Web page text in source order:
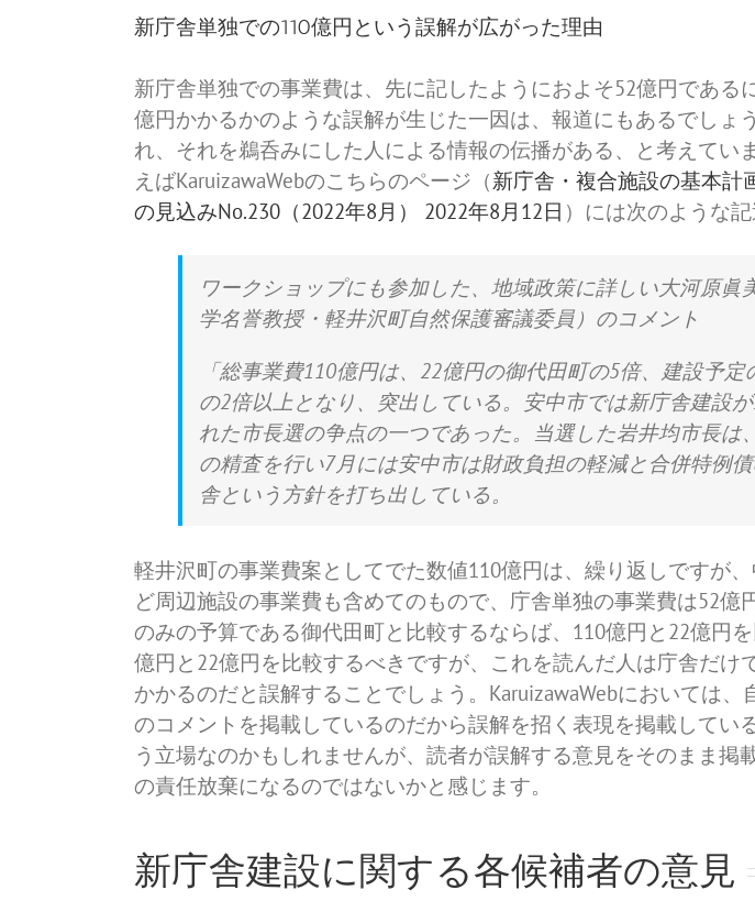
新庁舎単独での110億円という誤解が広がった理由
新庁舎単独での事業費は、先に記したようにおよそ52億円である
億円かかるかのような誤解が生じた一因は、報道にもあるでしょ
れ、それを鵜呑みにした人による情報の伝播がある、と考えてい
えばKaruizawaWebのこちらのページ（新庁舎・複合施設の基本
の見込みNo.230（2022年8月） 2022年8月12日 ）には次のような記
ワークショップにも参加した、地域政策に詳しい大河原眞
学名誉教授・軽井沢町自然保護審議委員）のコメント
「総事業費110億円は、22億円の御代田町の5倍、建設予
の2倍以上となり、突出している。安中市では新庁舎建設
れた市長選の争点の一つであった。当選した岩井均市長は
の精査を行い7月には安中市は財政負担の軽減と合併特例
舎という方針を打ち出している。
軽井沢町の事業費案としてでた数値110億円は、繰り返しですが
ど周辺施設の事業費も含めてのもので、庁舎単独の事業費は52億
のみの予算である御代田町と比較するならば、110億円と22億円
億円と22億円を比較するべきですが、これを読んだ人は庁舎だけ
かかるのだと誤解することでしょう。KaruizawaWebにおいては
のコメントを掲載しているのだから誤解を招く表現を掲載してい
う立場なのかもしれませんが、読者が誤解する意見をそのまま掲
の責任放棄になるのではないかと感じます。
新庁舎建設に関する各候補者の意見